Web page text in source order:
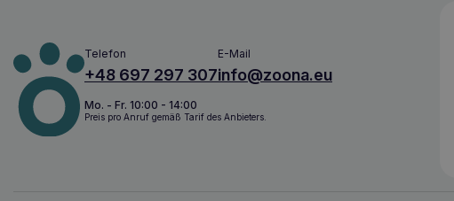
Telefon
+48 697 297 307
E-Mail
info@zoona.eu
Mo. - Fr. 10:00 - 14:00
Preis pro Anruf gemäß Tarif des Anbieters.